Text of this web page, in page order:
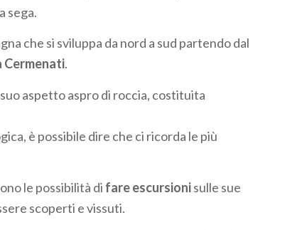
sega.
che si sviluppa da nord a sud partendo dal
Cermenati.
aspetto aspro di roccia, costituita
è possibile dire che ci ricorda le più
le possibilità di fare escursionisulle sue
scoperti e vissuti.